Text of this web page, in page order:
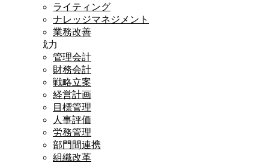
ライティング
ナレッジマネジメント
業務改善
達成力
管理会計
財務会計
戦略立案
経営計画
目標管理
人事評価
労務管理
部門間連携
組織改革